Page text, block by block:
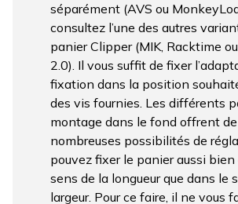
séparément (AVS ou
consultez l’une des autres
panier Clipper (MIK, Racktime
2.0). Il vous suffit de fixer
fixation dans la position
des vis fournies. Les différents
montage dans le fond offrent de
nombreuses possibilités de
pouvez fixer le panier aussi bien
sens de la longueur que dans le
largeur. Pour ce faire, il ne vous